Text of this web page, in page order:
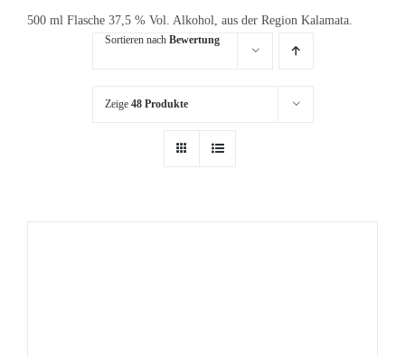
500 ml Flasche 37,5 % Vol. Alkohol, aus der Region Kalamata.
Sortieren nach Bewertung
Zeige 48 Produkte